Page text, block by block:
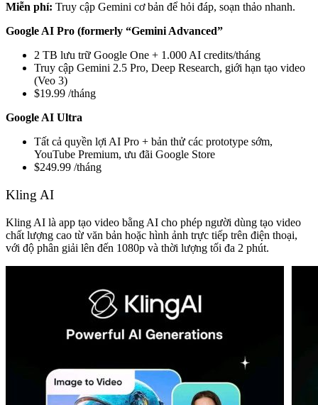
Miễn phí: Truy cập Gemini cơ bản để hỏi đáp, soạn thảo nhanh.
Google AI Pro (formerly “Gemini Advanced”
2 TB lưu trữ Google One + 1.000 AI credits/tháng
Truy cập Gemini 2.5 Pro, Deep Research, giới hạn tạo video
(Veo 3)
$19.99 /tháng
Google AI Ultra
Tất cả quyền lợi AI Pro + bản thử các prototype sớm,
YouTube Premium, ưu đãi Google Store
$249.99 /tháng
Kling AI
Kling AI là app tạo video bằng AI cho phép người dùng tạo video
chất lượng cao từ văn bản hoặc hình ảnh trực tiếp trên điện thoại,
với độ phân giải lên đến 1080p và thời lượng tối đa 2 phút.